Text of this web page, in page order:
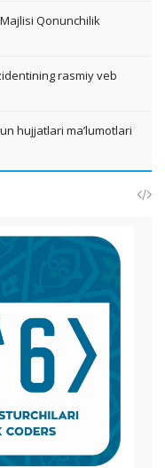
Qonunchilik
rasmiy veb
hujjatlari ma’lumotlari